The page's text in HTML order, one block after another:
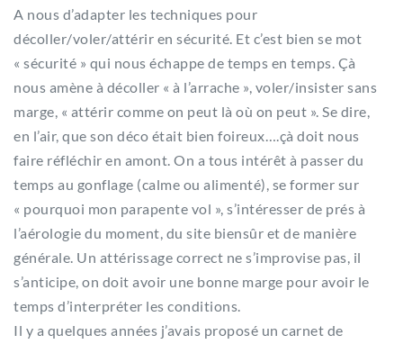
A nous d’adapter les techniques pour
décoller/voler/attérir en sécurité. Et c’est bien se mot
« sécurité » qui nous échappe de temps en temps. Çà
nous amène à décoller « à l’arrache », voler/insister sans
marge, « attérir comme on peut là où on peut ». Se dire,
en l’air, que son déco était bien foireux….çà doit nous
faire réfléchir en amont. On a tous intérêt à passer du
temps au gonflage (calme ou alimenté), se former sur
« pourquoi mon parapente vol », s’intéresser de prés à
l’aérologie du moment, du site biensûr et de manière
générale. Un attérissage correct ne s’improvise pas, il
s’anticipe, on doit avoir une bonne marge pour avoir le
temps d’interpréter les conditions.
Il y a quelques années j’avais proposé un carnet de